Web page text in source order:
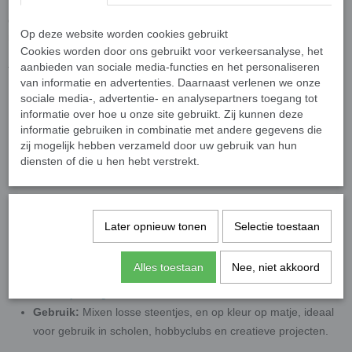
met dezefleurige geglazuurde keramiek mozaïeksteentjes
Dankzij de hoge kwaliteit en unieke eigenschappen zijn deze
tegeltjes perfect voor zowel binnen- als buitengebruik.
Producteigenschappen
Afmetingen:
9,5 x 9,5 mm
Dikte:5 mm (met een licht gewelfde bovenkant tot max. 6
mm).
Plat, eenvoudig te bevestigen op diverse
Mocht u het steentje willen knippen dan raden wij
Gebruik: Mixen losse steentjes, en op kleur op matje, ideaal
voor gebruik in scholen, hobbyclubs en creatieve projecten.
Op deze website worden cookies gebruikt
Cookies worden door ons gebruikt voor verkeersanalyse, het
aanbieden van sociale media-functies en het personaliseren
van informatie en advertenties. Daarnaast verlenen we onze
sociale media-, advertentie- en analysepartners toegang tot
informatie over hoe u onze site gebruikt. Zij kunnen deze
informatie gebruiken in combinatie met andere gegevens die
zij mogelijk hebben verzameld door uw gebruik van hun
diensten of die u hen hebt verstrekt.
Later opnieuw tonen Selectie toestaan
Alles toestaan Nee, niet akkoord